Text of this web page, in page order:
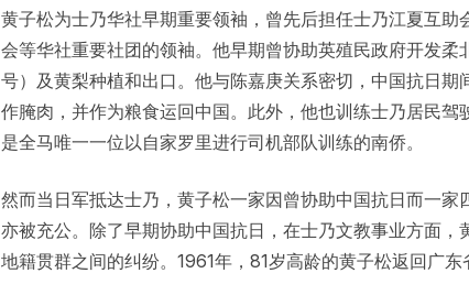
黄子松为士乃华社早期重要领袖，曾先后担任士乃江夏互
会等华社重要社团的领袖。他早期曾协助英殖民政府开发
号）及黄梨种植和出口。他与陈嘉庚关系密切，中国抗日
作腌肉，并作为粮食运回中国。此外，他也训练士乃居民
是全马唯一一位以自家罗里进行司机部队训练的南侨。
然而当日军抵达士乃，黄子松一家因曾协助中国抗日而一
亦被充公。除了早期协助中国抗日，在士乃文教事业方面
地籍贯群之间的纠纷。1961年，81岁高龄的黄子松返回广东